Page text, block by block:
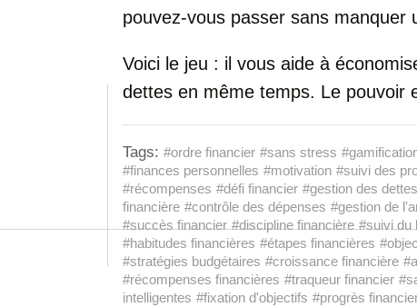
pouvez-vous passer sans manquer
Voici le jeu : il vous aide à
dettes en même temps. Le pouvoir
Tags: #ordre financier #sans stress
#finances personnelles #motivation #suivi des
#récompenses #défi financier #gestion des dettes
financière #contrôle des dépenses #gestion de
#succès financier #discipline financière #suivi du
#habitudes financières #étapes financières
#stratégies budgétaires #croissance financière
#récompenses financières #traqueur financier
intelligentes #fixation d'objectifs #progrès